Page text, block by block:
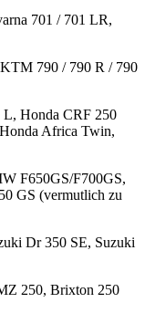
701 / 701 LR,
790 / 790 R / 790
L, Honda CRF 250
Africa Twin,
F650GS/F700GS,
GS (vermutlich zu
Dr 350 SE, Suzuki
250, Brixton 250